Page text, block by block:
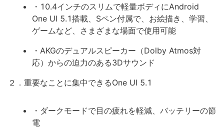
・10.4インチのスリムで軽量ボディにAndroid
One UI 5.1搭載、Sペン付属で、お絵描き、学習、
ゲームなど、さまざまな場面で使用可能
・AKGのデュアルスピーカー（Dolby Atmos対
応）からの迫力のある3Dサウンド
２．重要なことに集中できるOne UI 5.1
・ダークモードで目の疲れを軽減、バッテリーの節
電